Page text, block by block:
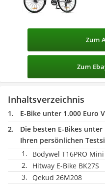
Zum
Zum
Inhaltsverzeichnis
E-Bike unter 1.000 Euro
Die besten E-Bikes unter
Ihren persönlichen
Bodywel T16PRO Mini
Hitway E-Bike BK27S
Qekud 26M208